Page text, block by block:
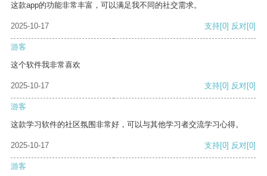
这款app的功能非常丰富，可以满足我不同的社交需求。
2025-10-17 支持[0] 反对[0]
游客
这个软件我非常喜欢
2025-10-17 支持[0] 反对[0]
游客
这款学习软件的社区氛围非常好，可以与其他学习者交流学习心得。
2025-10-17 支持[0] 反对[0]
游客